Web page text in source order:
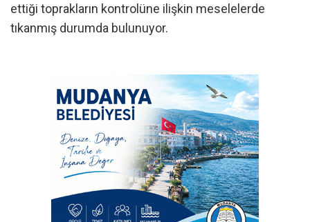
ettiği toprakların kontrolüne ilişkin meselelerde
tıkanmış durumda bulunuyor.